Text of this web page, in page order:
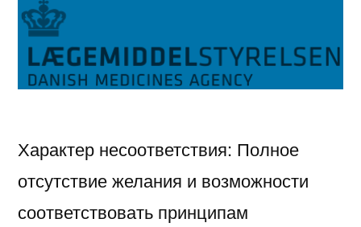
Характер несоответствия: Полное
отсутствие желания и возможности
соответствовать принципам